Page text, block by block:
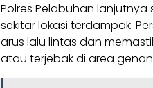
Polres Pelabuhan
sekitar lokasi terdampak.
arus lalu lintas dan
atau terjebak di area